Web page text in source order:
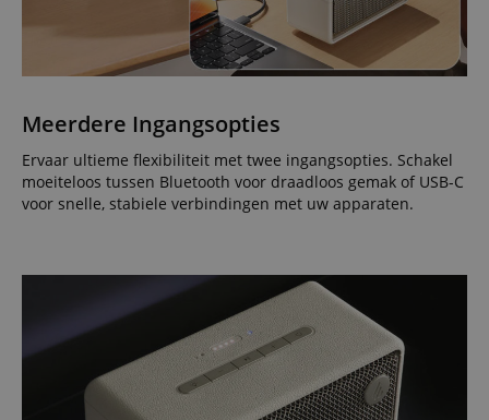
Meerdere Ingangsopties
Ervaar ultieme flexibiliteit met twee ingangsopties. Schakel
moeiteloos tussen Bluetooth voor draadloos gemak of USB-C
voor snelle, stabiele verbindingen met uw apparaten.